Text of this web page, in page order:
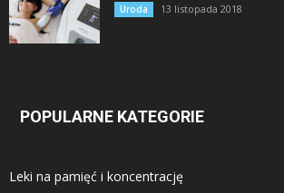
Uroda 13 listopada 2018
POPULARNE KATEGORIE
Leki na pamięć i koncentrację